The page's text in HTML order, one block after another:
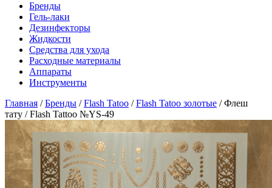
Бренды
Гель-лаки
Дезинфекторы
Жидкости
Средства для ухода
Расходные материалы
Аппараты
Инструменты
Главная /Бренды /Flash Tatoo /Flash Tatoo золотые /Флеш
тату / Flash Tattoo №YS-49